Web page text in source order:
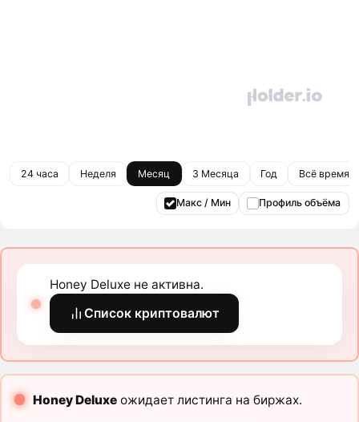
24 часа Неделя Месяц 3 Месяца Год Всё время
Макс / Мин Профиль объёма
Honey Deluxe не активна.
Список криптовалют
Honey Deluxeожидает листинга на биржах.